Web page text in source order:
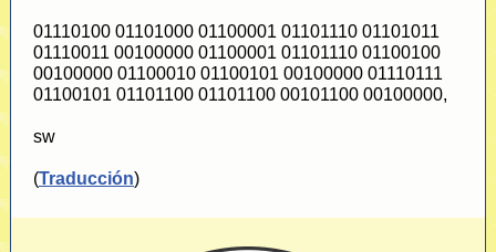
01110100 01101000 01100001 01101110 01101011
01110011 00100000 01100001 01101110 01100100
00100000 01100010 01100101 00100000 01110111
01100101 01101100 01101100 00101100 00100000,
sw
(Traducción)